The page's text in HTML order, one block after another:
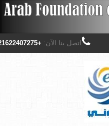
اتصل بنا الآن: +21622407275